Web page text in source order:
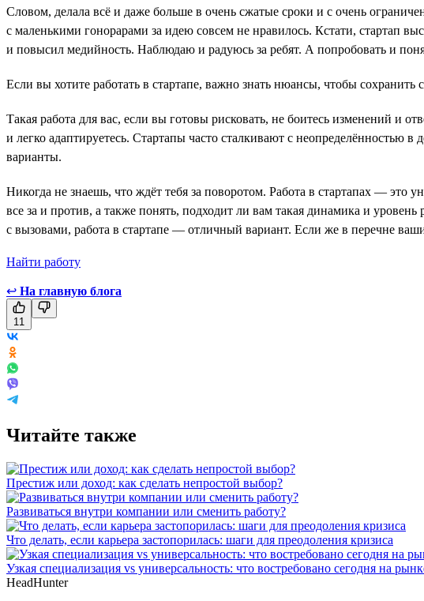
Словом, делала всё и даже больше в очень сжатые сроки и с очень
с маленькими гонорарами за идею совсем не нравилось. Кстати, стартап
и повысил медийность. Наблюдаю и радуюсь за ребят. А попробовать и
Если вы хотите работать в стартапе, важно знать нюансы, чтобы сохранить
Такая работа для вас, если вы готовы рисковать, не боитесь изменений и
и легко адаптируетесь. Стартапы часто сталкивают с неопределённостью
варианты.
Никогда не знаешь, что ждёт тебя за поворотом. Работа в стартапах —
все за и против, а также понять, подходит ли вам такая динамика и
с вызовами, работа в стартапе — отличный вариант. Если же в перечне
Найти работу
↩ На главную блога
11
Читайте также
Престиж или доход: как сделать непростой выбор?
Развиваться внутри компании или сменить работу?
Что делать, если карьера застопорилась: шаги для преодоления кризиса
Узкая специализация vs универсальность: что востребовано сегодня на
HeadHunter